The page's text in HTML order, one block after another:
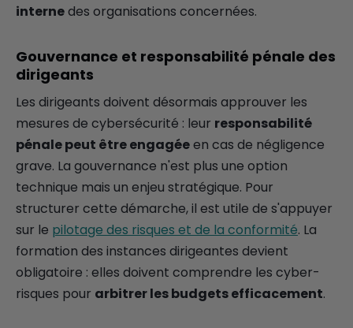
internedes organisations concernées.
Gouvernance et responsabilité pénale des
dirigeants
Les dirigeants doivent désormais approuver les
mesures de cybersécurité : leur responsabilité
pénale peut être engagéeen cas de négligence
grave. La gouvernance n'est plus une option
technique mais un enjeu stratégique. Pour
structurer cette démarche, il est utile de s'appuyer
sur le pilotage des risques et de la conformité. La
formation des instances dirigeantes devient
obligatoire : elles doivent comprendre les cyber-
risques pour arbitrer les budgets efficacement.